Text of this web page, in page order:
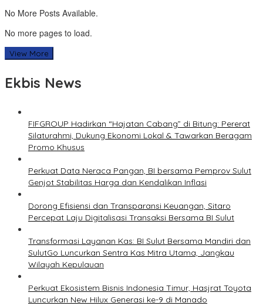
No More Posts Available.
No more pages to load.
View More
Ekbis News
FIFGROUP Hadirkan “Hajatan Cabang” di Bitung: Pererat
Silaturahmi, Dukung Ekonomi Lokal & Tawarkan Beragam
Promo Khusus
Perkuat Data Neraca Pangan, BI bersama Pemprov Sulut
Genjot Stabilitas Harga dan Kendalikan Inflasi
Dorong Efisiensi dan Transparansi Keuangan, Sitaro
Percepat Laju Digitalisasi Transaksi Bersama BI Sulut
Transformasi Layanan Kas: BI Sulut Bersama Mandiri dan
SulutGo Luncurkan Sentra Kas Mitra Utama, Jangkau
Wilayah Kepulauan
Perkuat Ekosistem Bisnis Indonesia Timur, Hasjrat Toyota
Luncurkan New Hilux Generasi ke-9 di Manado